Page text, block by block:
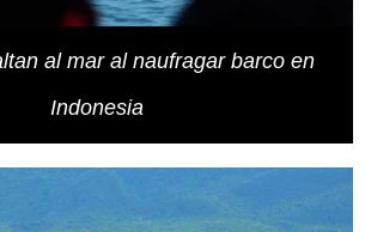
al mar al naufragar barco en
Indonesia